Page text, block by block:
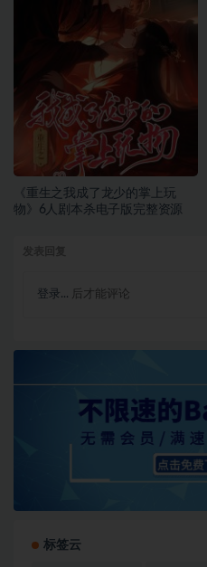
《重生之我成了龙少的掌上玩
物》6人剧本杀电子版完整资源
登录... 后才能评论
标签云